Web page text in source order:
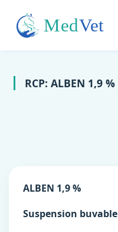
RCP: ALBEN 1,9 %
ALBEN 1,9 %
Suspension buvable